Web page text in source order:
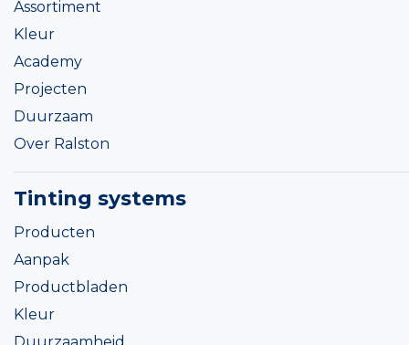
Assortiment
Kleur
Academy
Projecten
Duurzaam
Over Ralston
Tinting systems
Producten
Aanpak
Productbladen
Kleur
Duurzaamheid